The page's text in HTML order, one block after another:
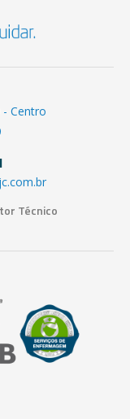
- Centro
Técnico